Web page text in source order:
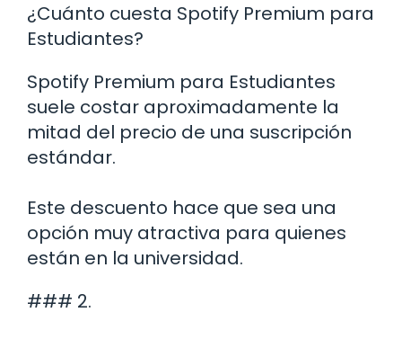
¿Cuánto cuesta Spotify Premium para
Estudiantes?
Spotify Premium para Estudiantes
suele costar aproximadamente la
mitad del precio de una suscripción
estándar.
Este descuento hace que sea una
opción muy atractiva para quienes
están en la universidad.
### 2.